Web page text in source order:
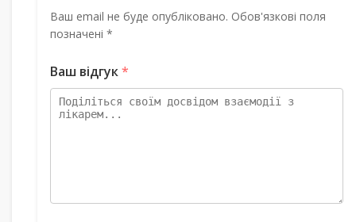
Ваш email не буде опубліковано. Обов'язкові поля
позначені *
Ваш відгук*